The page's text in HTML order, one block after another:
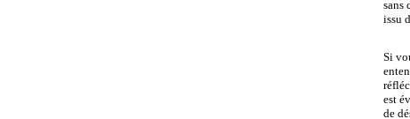
sans
issu
Si
est
de